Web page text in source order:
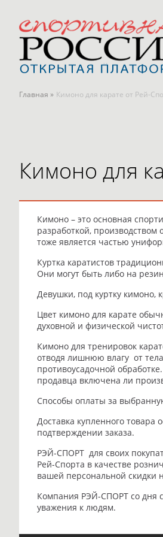
Главная » Кимоно для карате от Рей-
Кимоно для
Кимоно – это основная
разработкой,
тоже является частью
Куртка каратистов
Они могут быть либо на
Девушки, под куртку кимоно,
Цвет кимоно для карате
духовной и физической
Кимоно для тренировок
отводя лишнюю влагу от
противоусадочной
продавца включена ли
Способы оплаты за
Доставка купленного
подтверждении заказа.
РЭЙ-СПОРТ для своих
Рей-Спорта в качестве
вашей персональной скидки
Компания РЭЙ-СПОРТ со дня
уважения к людям.